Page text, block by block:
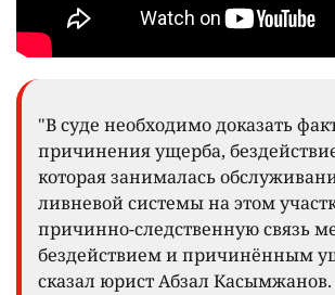
"В суде необходимо доказать
причинения ущерба,
которая занималась
ливневой системы на этом
причинно-следственную связь
бездействием и причинённым
сказал юрист Абзал Касымжанов.